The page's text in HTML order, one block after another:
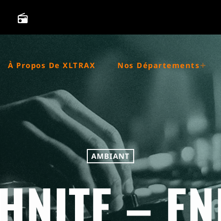
radio
À Propos De XLTRAX Nos Départements
AMBIANT
–